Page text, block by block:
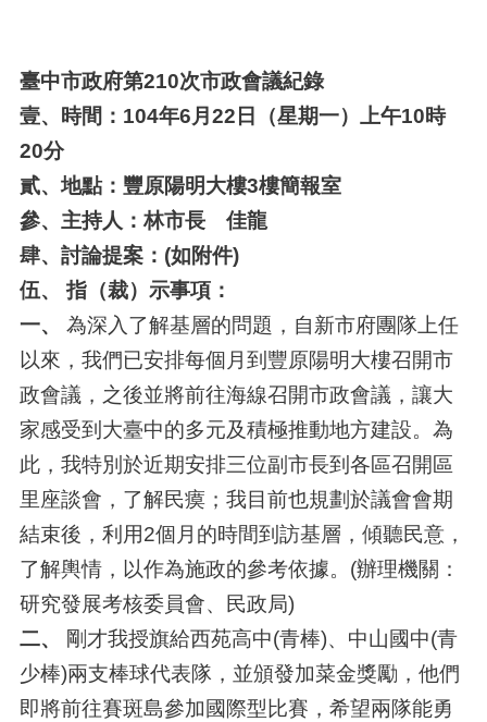
臺中市政府第210次市政會議紀錄
壹、時間：104年6月22日（星期一）上午10時
20分
貳、地點：豐原陽明大樓3樓簡報室
參、主持人：林市長 佳龍
肆、討論提案：(如附件)
伍、 指（裁）示事項：
一、
為深入了解基層的問題，自新市府團隊上任
以來，我們已安排每個月到豐原陽明大樓召開市
政會議，之後並將前往海線召開市政會議，讓大
家感受到大臺中的多元及積極推動地方建設。為
此，我特別於近期安排三位副市長到各區召開區
里座談會，了解民瘼；我目前也規劃於議會會期
結束後，利用2個月的時間到訪基層，傾聽民意，
了解輿情，以作為施政的參考依據。(辦理機關：
研究發展考核委員會、民政局)
二、
剛才我授旗給西苑高中(青棒)、中山國中(青
少棒)兩支棒球代表隊，並頒發加菜金獎勵，他們
即將前往賽斑島參加國際型比賽，希望兩隊能勇